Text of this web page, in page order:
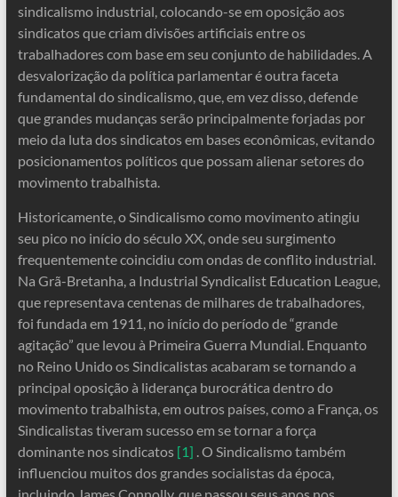
sindicalismo industrial, colocando-se em oposição aos
sindicatos que criam divisões artificiais entre os
trabalhadores com base em seu conjunto de habilidades. A
desvalorização da política parlamentar é outra faceta
fundamental do sindicalismo, que, em vez disso, defende
que grandes mudanças serão principalmente forjadas por
meio da luta dos sindicatos em bases econômicas, evitando
posicionamentos políticos que possam alienar setores do
movimento trabalhista.
Historicamente, o Sindicalismo como movimento atingiu
seu pico no início do século XX, onde seu surgimento
frequentemente coincidiu com ondas de conflito industrial.
Na Grã-Bretanha, a Industrial Syndicalist Education League,
que representava centenas de milhares de trabalhadores,
foi fundada em 1911, no início do período de “grande
agitação” que levou à Primeira Guerra Mundial. Enquanto
no Reino Unido os Sindicalistas acabaram se tornando a
principal oposição à liderança burocrática dentro do
movimento trabalhista, em outros países, como a França, os
Sindicalistas tiveram sucesso em se tornar a força
dominante nos sindicatos [1] . O Sindicalismo também
influenciou muitos dos grandes socialistas da época,